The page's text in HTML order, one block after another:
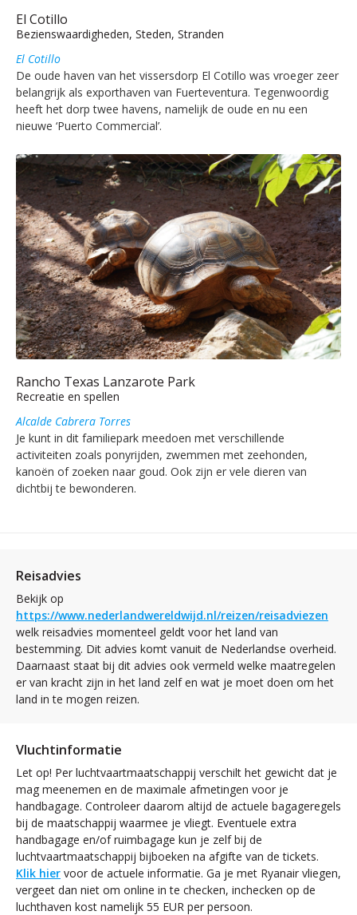
El Cotillo
Bezienswaardigheden, Steden, Stranden
El Cotillo
De oude haven van het vissersdorp El Cotillo was vroeger zeer
belangrijk als exporthaven van Fuerteventura. Tegenwoordig
heeft het dorp twee havens, namelijk de oude en nu een
nieuwe ‘Puerto Commercial’.
Rancho Texas Lanzarote Park
Recreatie en spellen
Alcalde Cabrera Torres
Je kunt in dit familiepark meedoen met verschillende
activiteiten zoals ponyrijden, zwemmen met zeehonden,
kanoën of zoeken naar goud. Ook zijn er vele dieren van
dichtbij te bewonderen.
Reisadvies
Bekijk op
https://www.nederlandwereldwijd.nl/reizen/reisadviezen
welk reisadvies momenteel geldt voor het land van
bestemming. Dit advies komt vanuit de Nederlandse overheid.
Daarnaast staat bij dit advies ook vermeld welke maatregelen
er van kracht zijn in het land zelf en wat je moet doen om het
land in te mogen reizen.
Vluchtinformatie
Let op! Per luchtvaartmaatschappij verschilt het gewicht dat je
mag meenemen en de maximale afmetingen voor je
handbagage. Controleer daarom altijd de actuele bagageregels
bij de maatschappij waarmee je vliegt. Eventuele extra
handbagage en/of ruimbagage kun je zelf bij de
luchtvaartmaatschappij bijboeken na afgifte van de tickets.
Klik hier voor de actuele informatie. Ga je met Ryanair vliegen,
vergeet dan niet om online in te checken, inchecken op de
luchthaven kost namelijk 55 EUR per persoon.